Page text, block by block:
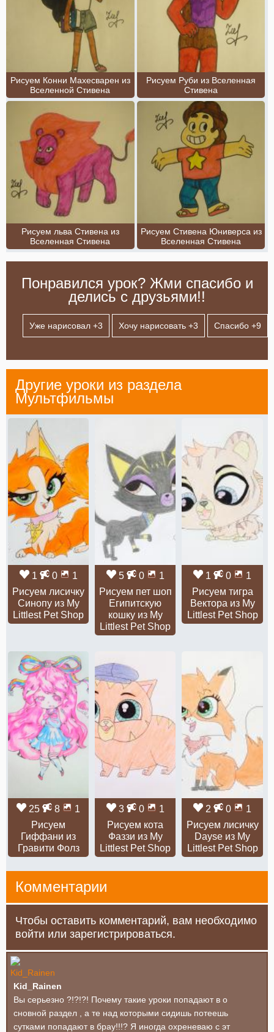
Рисуем Конни Махесварен из
Вселенной Стивена
Рисуем Руби из Вселенная
Стивена
Рисуем льва Стивена из
Вселенная Стивена
Рисуем Стивена Юниверса из
Вселенная Стивена
Понравился урок? Жми спасибо и
делись с друзьями!!
Уже нарисовал +3 Хочу нарисовать +3 Спасибо +9
Другие уроки из раздела
Мультфильмы
1 0
1
Рисуем лисичку
Синопу из My
Littlest Pet Shop
5 0
1
Рисуем пет шоп
Египитскую
кошку из My
Littlest Pet Shop
1 0
1
Рисуем тигра
Вектора из My
Littlest Pet Shop
25 8
1
Рисуем
Гиффани из
Гравити Фолз
3 0
1
Рисуем кота
Фаззи из My
Littlest Pet Shop
2 0
1
Рисуем лисичку
Dayse из My
Littlest Pet Shop
Комментарии
Чтобы оставить комментарий, вам необходимо
войти или зарегистрироваться.
Kid_Rainen
Вы серьезно ?!?!?! Почему такие уроки попадают в о
сновной раздел , а те над которыми сидишь потеешь
сутками попадают в брау!!!? Я иногда охреневаю с эт